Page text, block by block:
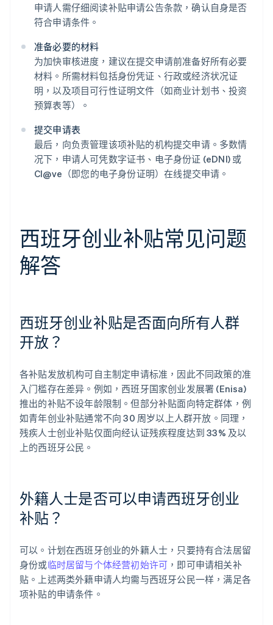
申请人需仔细阅读补贴申请公告条款，确认自身是否
符合申请条件。
准备必要的材料
为加快审核进度，建议在提交申请前准备好所有必要
材料。所需材料包括身份凭证、行政或经济状况证
明，以及项目可行性证明文件（如商业计划书、投资
预算表等）。
提交申请表
最后，向负责管理该项补贴的机构提交申请。多数情
况下，申请人可凭数字证书、电子身份证 (eDNI) 或
Cl@ve（即您的电子身份证明）在线提交申请。
西班牙创业补贴常见问题
解答
西班牙创业补贴是否面向所有人群
开放？
各补贴发放机构可自主制定申请标准，因此不同政策的准
入门槛存在差异。例如，西班牙国家创业发展署 (Enisa)
推出的补贴不设年龄限制。但部分补贴面向特定群体，例
如青年创业补贴通常不向 30 周岁以上人群开放。同理，
残疾人士创业补贴仅面向经认证残疾程度达到 33% 及以
上的西班牙公民。
外籍人士是否可以申请西班牙创业
补贴？
可以。计划在西班牙创业的外籍人士，只要持有合法居留
身份或临时居留与个体经营初始许可 ，即可申请相关补
贴。上述两类外籍申请人均需与西班牙公民一样，满足各
项补贴的申请条件。